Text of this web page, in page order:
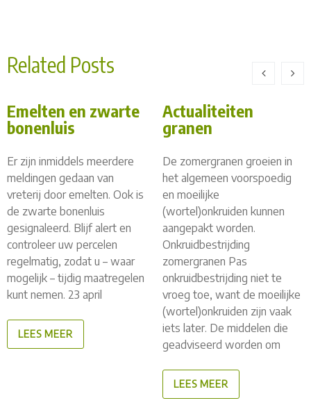
Related Posts
Emelten en zwarte
bonenluis
Er zijn inmiddels meerdere
meldingen gedaan van
vreterij door emelten. Ook is
de zwarte bonenluis
gesignaleerd. Blijf alert en
controleer uw percelen
regelmatig, zodat u – waar
mogelijk – tijdig maatregelen
kunt nemen. 23 april
LEES MEER
Actualiteiten
granen
De zomergranen groeien in
het algemeen voorspoedig
en moeilijke
(wortel)onkruiden kunnen
aangepakt worden.
Onkruidbestrijding
zomergranen Pas
onkruidbestrijding niet te
vroeg toe, want de moeilijke
(wortel)onkruiden zijn vaak
iets later. De middelen die
geadviseerd worden om
LEES MEER